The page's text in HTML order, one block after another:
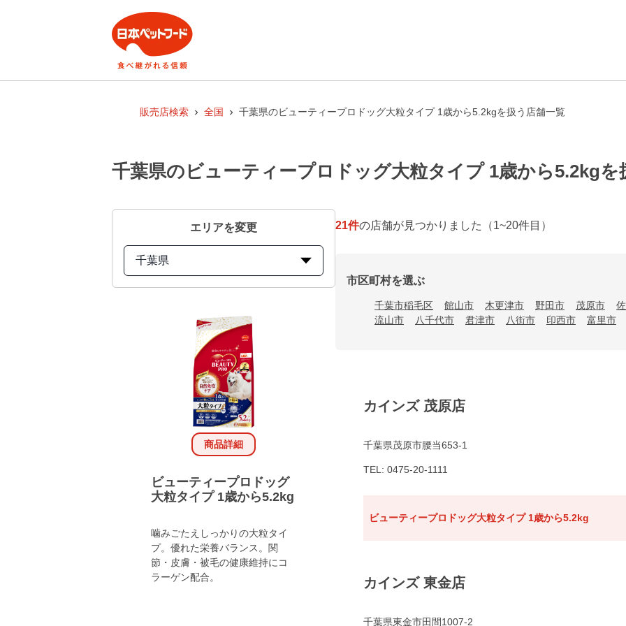
販売店検索 全国 千葉県のビューティープロドッグ大粒タイプ 1歳から5.2kgを扱う店舗一覧
千葉県のビューティープロドッグ大粒タイプ 1歳から5.2kgを
エリアを変更
千葉県
商品詳細
ビューティープロドッグ
大粒タイプ 1歳から5.2kg
噛みごたえしっかりの大粒タイ
プ。優れた栄養バランス。関
節・皮膚・被毛の健康維持にコ
ラーゲン配合。
21件の店舗が見つかりました （1~20件目）
市区町村を選ぶ
千葉市稲毛区 館山市 木更津市 野田市 茂原市
流山市
八千代市 君津市 八街市 印西市 富里市
カインズ 茂原店
千葉県茂原市腰当653-1
TEL: 0475-20-1111
ビューティープロドッグ大粒タイプ 1歳から5.2kg
カインズ 東金店
千葉県東金市田間1007-2